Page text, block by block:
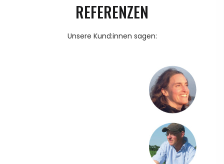
REFERENZEN
Unsere Kund:innen sagen: